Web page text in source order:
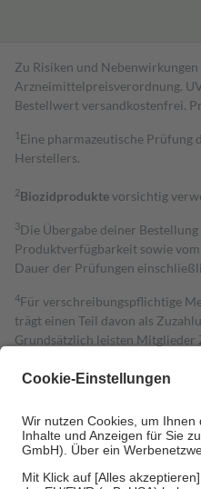
Zu Risiken und
Arzneimittelpreisverordnung.
Bestell­wert versand­kosten­frei.
1 Eine pharmazeutische
Herstellers.
2Biozidproduktevorsichtig
3Die Übergabe deiner
Produktverfügbarkeit sowie
Dauer der Prüfungen
4Für verschreibungspflichtige
trägt einen Teil davon als
Grundsätzlich leisten Mitglieder
Diese Regeln gelten
Um das Engagement der
• Kindern und Jugendlichen
• Untersuchungen zur
• empfohlenen Schutzimpfungen